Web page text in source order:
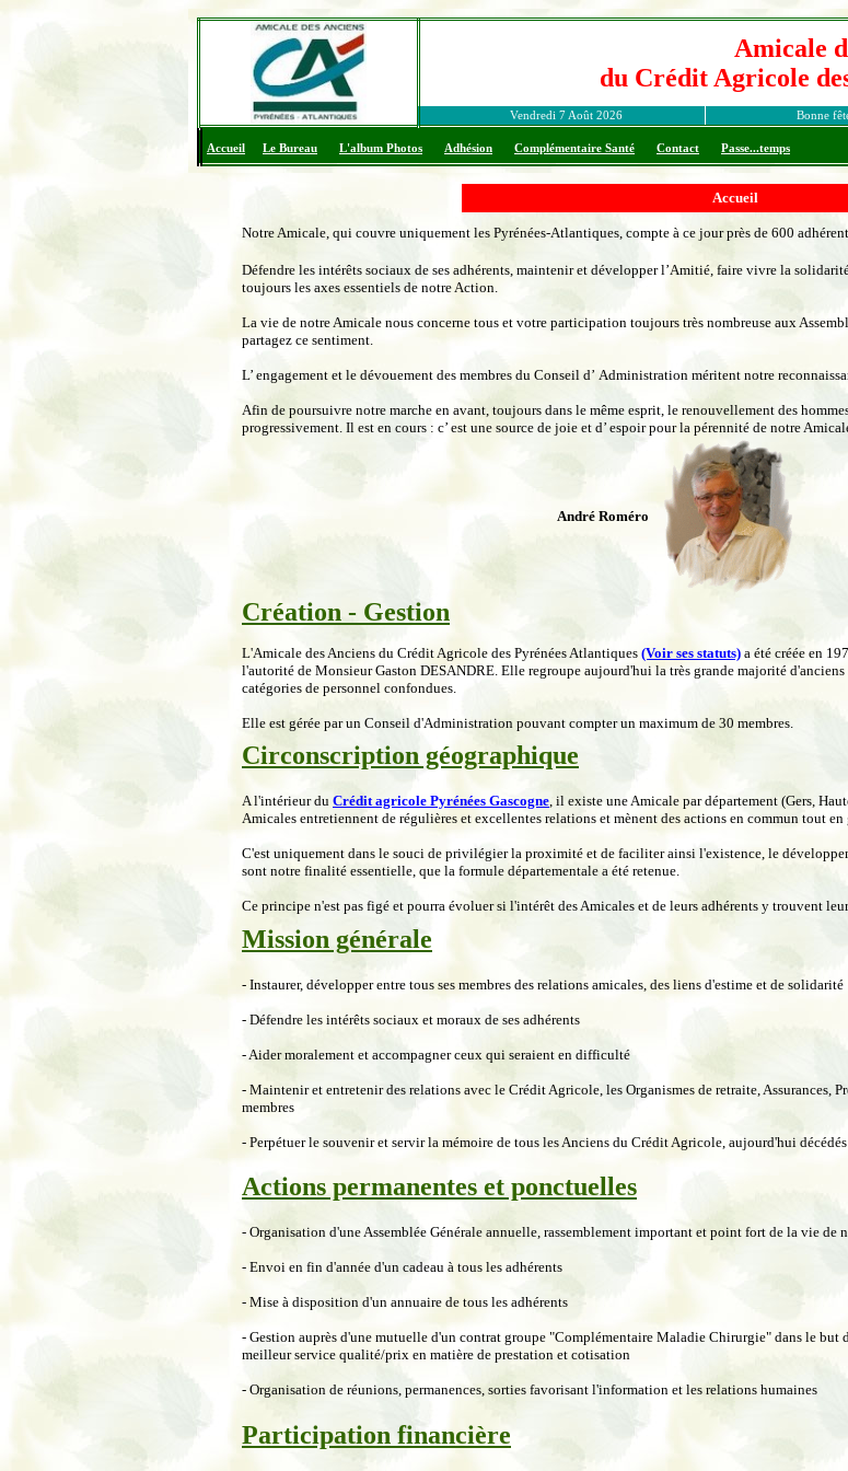
Accueil
Notre Amicale, qui couvre uniquement les Pyrénées-Atlantiques, compte à ce jour près de 600
Défendre les intérêts sociaux de ses adhérents, maintenir et développer l’Amitié, faire vivre la
toujours les axes essentiels de notre Action.
La vie de notre Amicale nous concerne tous et votre participation toujours très nombreuse aux
partagez ce sentiment.
L’ engagement et le dévouement des membres du Conseil d’ Administration méritent notre
Afin de poursuivre notre marche en avant, toujours dans le même esprit, le renouvellement des
progressivement. Il est en cours : c’ est une source de joie et d’ espoir pour la pérennité de notre
André Roméro
Création - Gestion
L'Amicale des Anciens du Crédit Agricole des Pyrénées Atlantiques (Voir ses statuts) a été créée en
l'autorité de Monsieur Gaston DESANDRE. Elle regroupe aujourd'hui la très grande majorité
catégories de personnel confondues.
Elle est gérée par un Conseil d'Administration pouvant compter un maximum de 30 membres.
Circonscription géographique
A l'intérieur du Crédit agricole Pyrénées Gascogne , il existe une Amicale par département (Gers,
Amicales entretiennent de régulières et excellentes relations et mènent des actions en commun tout
C'est uniquement dans le souci de privilégier la proximité et de faciliter ainsi l'existence, le
sont notre finalité essentielle, que la formule départementale a été retenue.
Ce principe n'est pas figé et pourra évoluer si l'intérêt des Amicales et de leurs adhérents y trouvent
Mission générale
- Instaurer, développer entre tous ses membres des relations amicales, des liens d'estime et de solidarité
- Défendre les intérêts sociaux et moraux de ses adhérents
- Aider moralement et accompagner ceux qui seraient en difficulté
- Maintenir et entretenir des relations avec le Crédit Agricole, les Organismes de retraite, Assurances,
membres
- Perpétuer le souvenir et servir la mémoire de tous les Anciens du Crédit Agricole, aujourd'hui décédés
Actions permanentes et ponctuelles
- Organisation d'une Assemblée Générale annuelle, rassemblement important et point fort de la vie de
- Envoi en fin d'année d'un cadeau à tous les adhérents
- Mise à disposition d'un annuaire de tous les adhérents
- Gestion auprès d'une mutuelle d'un contrat groupe "Complémentaire Maladie Chirurgie" dans le but
meilleur service qualité/prix en matière de prestation et cotisation
- Organisation de réunions, permanences, sorties favorisant l'information et les relations humaines
Participation financière